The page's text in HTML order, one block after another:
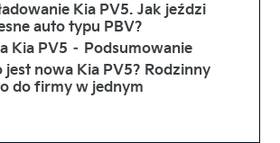
Kia PV5. Jak jeździ
auto typu PBV?
Kia PV5 – Podsumowanie
jest nowa Kia PV5? Rodzinny
do firmy w jednym